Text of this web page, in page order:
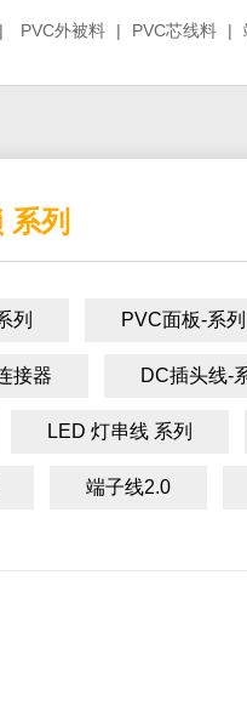
PVC外被料 | PVC芯线料 |
系列
列 PVC面板-系列
接器 DC插头线-
LED 灯串线 系列
端子线2.0